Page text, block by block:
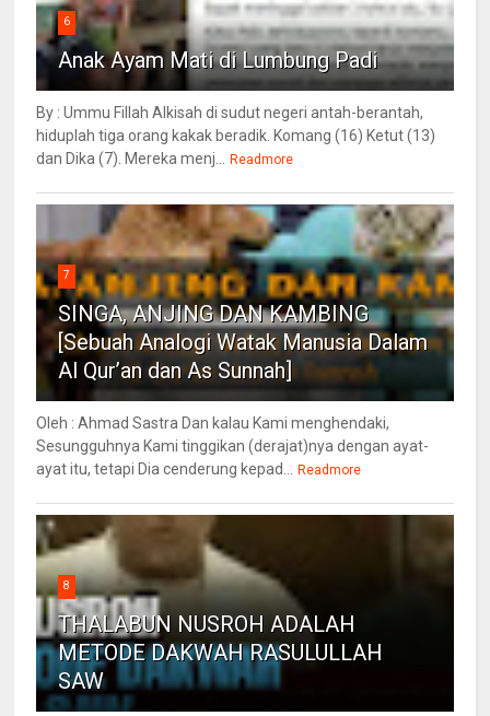
6
Anak Ayam Mati di Lumbung Padi
By : Ummu Fillah Alkisah di sudut negeri antah-berantah,
hiduplah tiga orang kakak beradik. Komang (16) Ketut (13)
dan Dika (7). Mereka menj... Readmore
7
SINGA, ANJING DAN KAMBING
[Sebuah Analogi Watak Manusia Dalam
Al Qur’an dan As Sunnah]
Oleh : Ahmad Sastra Dan kalau Kami menghendaki,
Sesungguhnya Kami tinggikan (derajat)nya dengan ayat-
ayat itu, tetapi Dia cenderung kepad... Readmore
8
THALABUN NUSROH ADALAH
METODE DAKWAH RASULULLAH
SAW